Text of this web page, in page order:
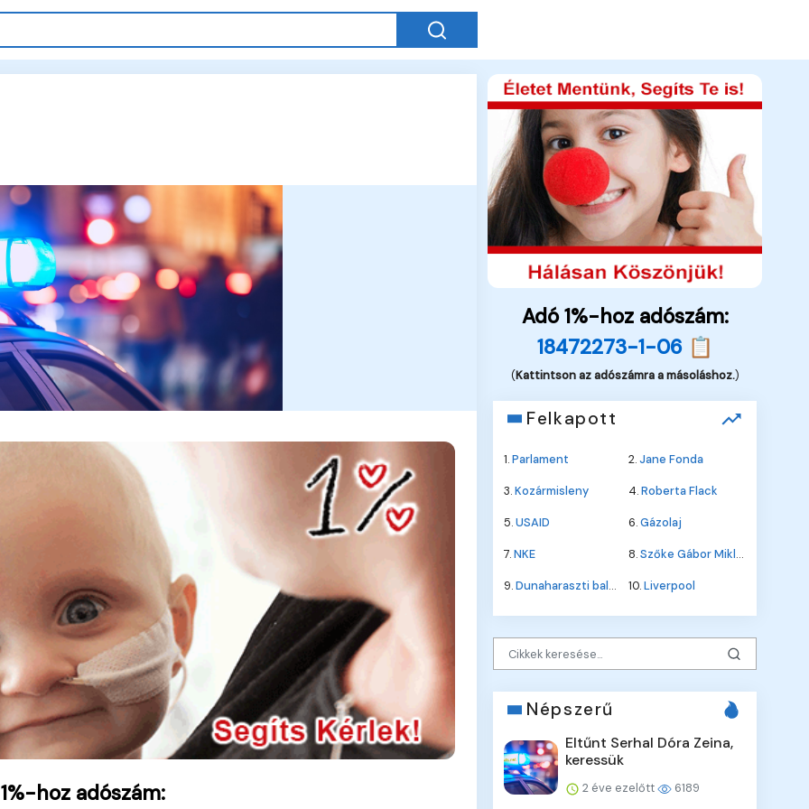
hoz adószám:
Adó 1%-hoz adószám:
18472273-1-06 📋
(Kattintson az adószámra a másoláshoz.)
Felkapott
1.Parlament 2.Jane Fonda
3.Kozármisleny 4.Roberta Flack
5.USAID 6.Gázolaj
7.NKE 8.Szőke Gábor Miklós
9.Dunaharaszti baleset 10.Liverpool
Népszerű
Eltűnt Serhal Dóra Zeina,
keressük
2 éve ezelőtt 6189